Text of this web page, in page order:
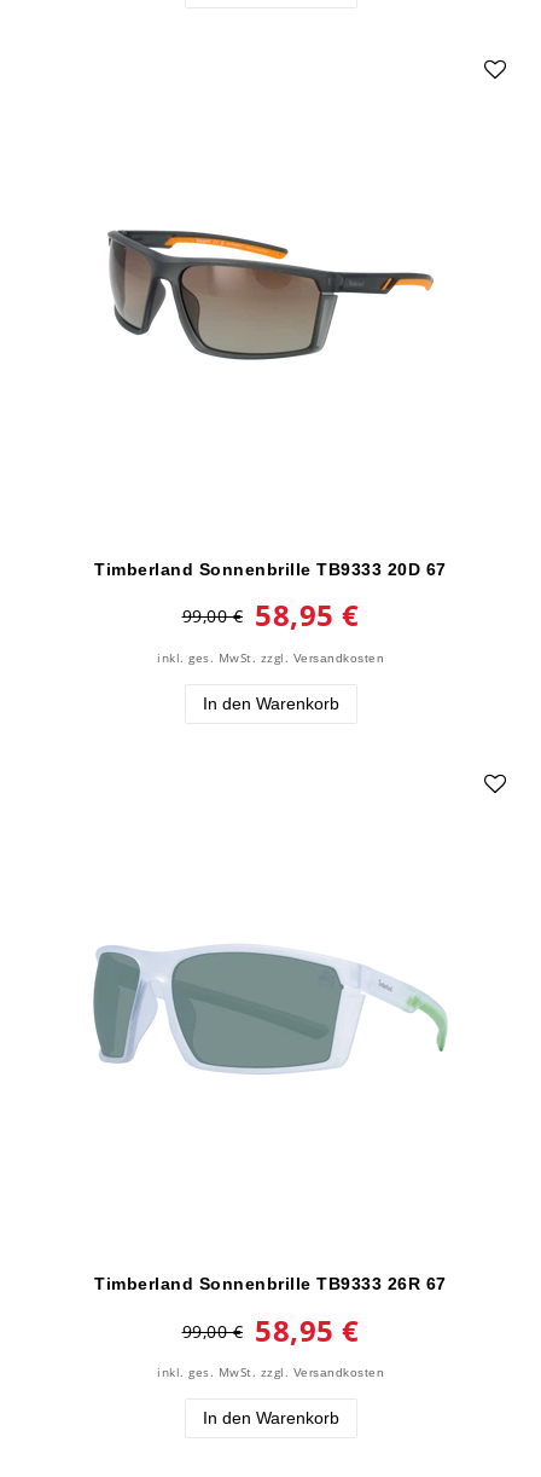
Timberland Sonnenbrille TB9333 20D 67
99,00 € 58,95 €
inkl. ges. MwSt. zzgl. Versandkosten
In den Warenkorb
Timberland Sonnenbrille TB9333 26R 67
99,00 € 58,95 €
inkl. ges. MwSt. zzgl. Versandkosten
In den Warenkorb